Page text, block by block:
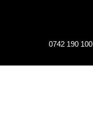
0742 190 100